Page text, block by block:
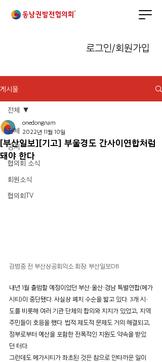
로그인/회원가입
게시물
전체
공지
협의회 소식
회원소식
협의회TV
전체
[부산일보][기고] 부울경도 간사이연합처럼
돼야 한다
onedongnam
2022년 11월 10일
강병중 전 부산상공회의소 회장. 부산일보DB
내년 1월 출범할 예정이었던 부산·울산·경남 특별연합(메가
시티)이 중단됐다. 사실상 폐지 수순을 밟고 있다. 3개 시·
도를 비롯해 여러 기관 단체의 합의와 지지가 있었고, 지역
주민들이 호응을 했다. 법적 제도적 문제도 거의 해결되고,
정부로부터 예산을 포함한 전폭적인 지원도 약속을 받았
던 터다.
그런데도 메가시티가 좌초된 것은 참으로 안타까운 일이